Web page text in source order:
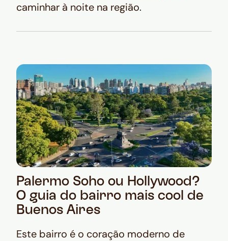
caminhar à noite na região.
Palermo Soho ou Hollywood?
O guia do bairro mais cool de
Buenos Aires
Este bairro é o coração moderno de